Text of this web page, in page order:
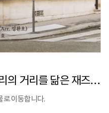
[playlist] 낭만 가득한 파리의 거리를 닮은 재즈 플레이리스트
로 이동합니다.